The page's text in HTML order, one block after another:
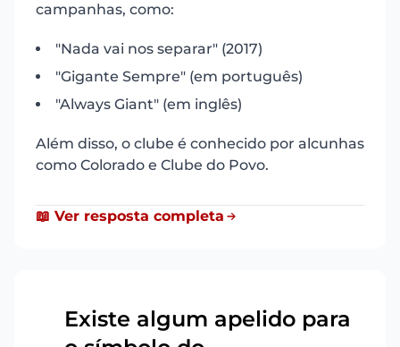
campanhas, como:
"Nada vai nos separar" (2017)
"Gigante Sempre" (em português)
"Always Giant" (em inglês)
Além disso, o clube é conhecido por alcunhas
como Colorado e Clube do Povo.
📖 Ver resposta completa
Existe algum apelido para